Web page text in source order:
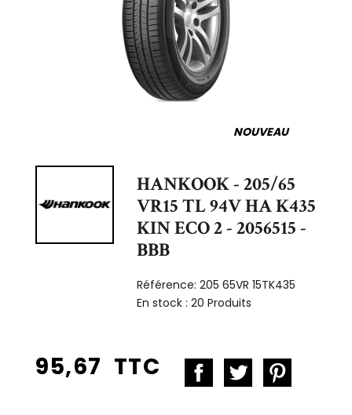
NOUVEAU
HANKOOK - 205/65
VR15 TL 94V HA K435
KIN ECO 2 - 2056515 -
BBB
Référence:205 65VR 15TK435
En stock :20 Produits
95,67 TTC